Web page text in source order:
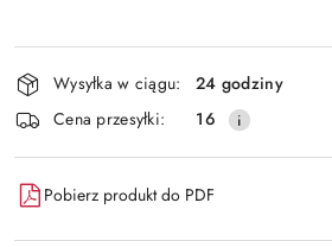
Wyślij
Dostępność
i
dostawa
Wysyłka w ciągu:
24 godziny
Cena przesyłki:
16
Pobierz produkt do PDF